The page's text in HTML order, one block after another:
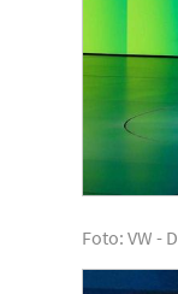
Foto: VW -